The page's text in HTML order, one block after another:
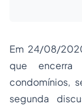
Em 24/08/
que
condomínios,
segunda